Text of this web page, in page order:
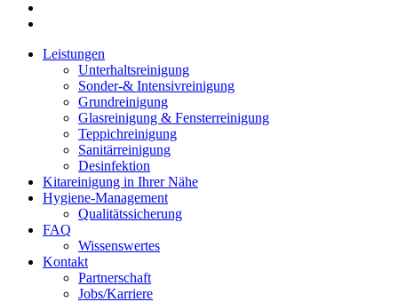
Leistungen
Unterhaltsreinigung
Sonder-& Intensivreinigung
Grundreinigung
Glasreinigung & Fensterreinigung
Teppichreinigung
Sanitärreinigung
Desinfektion
Kitareinigung in Ihrer Nähe
Hygiene-Management
Qualitätssicherung
FAQ
Wissenswertes
Kontakt
Partnerschaft
Jobs/Karriere